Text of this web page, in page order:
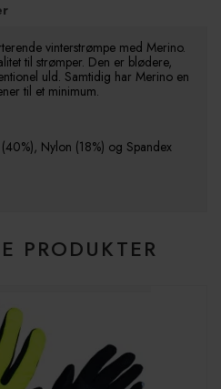
vinterstrømpe med Merino.
til strømper. Den er blødere,
uld. Samtidig har Merino en
til et minimum.
Nylon (18%) og Spandex
PRODUKTER